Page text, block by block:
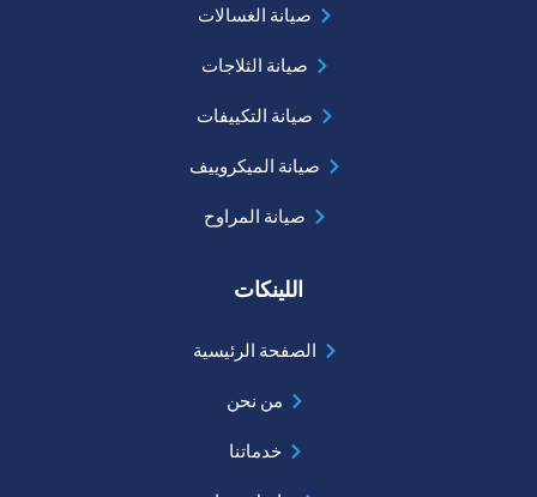
صيانة الغسالات
صيانة الثلاجات
صيانة التكييفات
صيانة الميكروييف
صيانة المراوح
اللينكات
الصفحة الرئيسية
من نحن
خدماتنا